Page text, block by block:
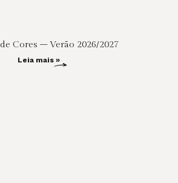
Cores – Verão 2026/2027
Leia mais »